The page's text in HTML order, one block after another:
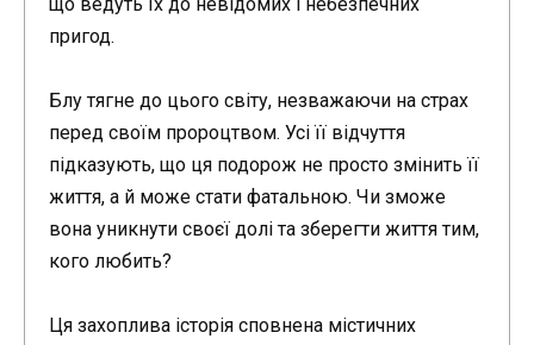
пригод.
Блу тягне до цього світу, незважаючи на страх
перед своїм пророцтвом. Усі її відчуття
підказують, що ця подорож не просто змінить її
життя, а й може стати фатальною. Чи зможе
вона уникнути своєї долі та зберегти життя тим,
кого любить?
Ця захоплива історія сповнена містичних